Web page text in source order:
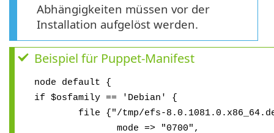
Abhängigkeiten müssen vor der
Installation aufgelöst werden.
Beispiel für Puppet-Manifest
node default {
if $osfamily == 'Debian' {
file {"/tmp/efs-
mode => "0700",